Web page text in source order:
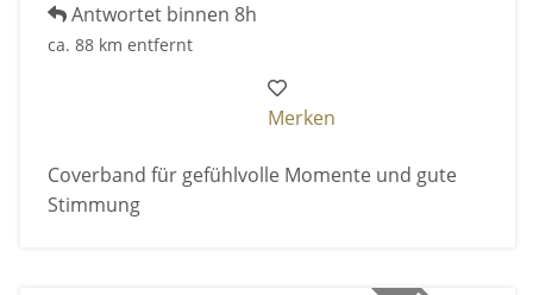
Antwortet binnen 8h
ca. 88 km entfernt
Merken
Coverband für gefühlvolle Momente und gute
Stimmung